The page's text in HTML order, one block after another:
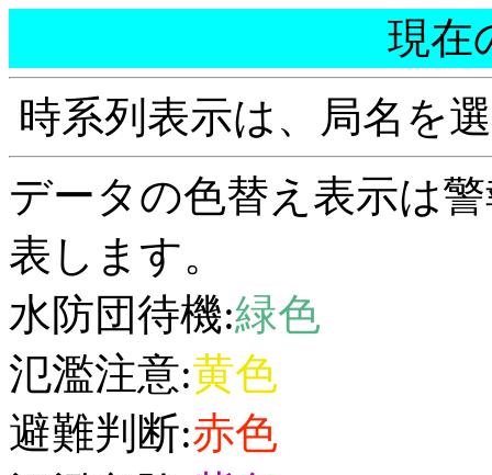
現在
時系列表示は、局名を
データの色替え表示は
表します。
水防団待機:緑色
氾濫注意:黄色
避難判断:赤色